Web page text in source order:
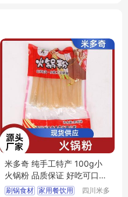
米多奇 纯手工特产 100g小
火锅粉 品质保证 好吃可口美
食
刷锅食材 家用餐饮用
四川米多